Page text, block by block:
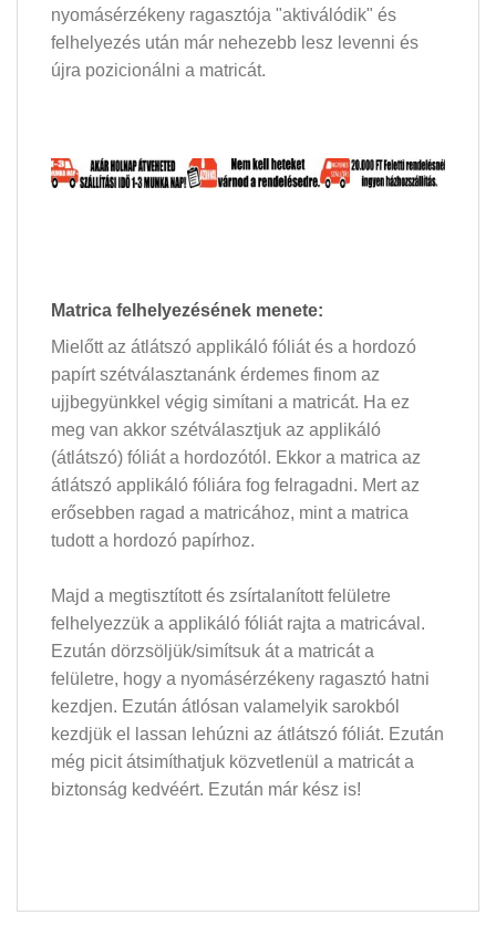
nyomásérzékeny ragasztója "aktiválódik" és
felhelyezés után már nehezebb lesz levenni és
újra pozicionálni a matricát.
Matrica felhelyezésének menete:
Mielőtt az átlátszó applikáló fóliát és a hordozó
papírt szétválasztanánk érdemes finom az
ujjbegyünkkel végig simítani a matricát. Ha ez
meg van akkor szétválasztjuk az applikáló
(átlátszó) fóliát a hordozótól. Ekkor a matrica az
átlátszó applikáló fóliára fog felragadni. Mert az
erősebben ragad a matricához, mint a matrica
tudott a hordozó papírhoz.
Majd a megtisztított és zsírtalanított felületre
felhelyezzük a applikáló fóliát rajta a matricával.
Ezután dörzsöljük/simítsuk át a matricát a
felületre, hogy a nyomásérzékeny ragasztó hatni
kezdjen. Ezután átlósan valamelyik sarokból
kezdjük el lassan lehúzni az átlátszó fóliát. Ezután
még picit átsimíthatjuk közvetlenül a matricát a
biztonság kedvéért. Ezután már kész is!